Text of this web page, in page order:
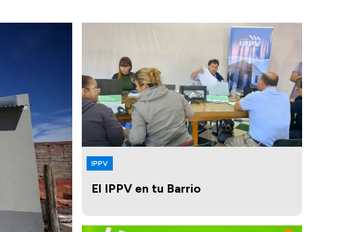
El IPPV en tu Barrio
IPPV